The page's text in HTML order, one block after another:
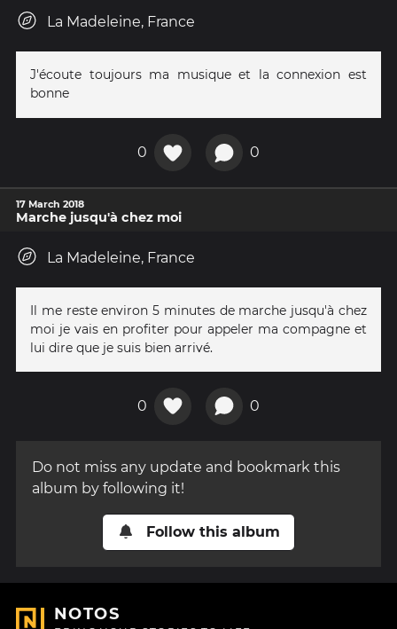
La Madeleine, France
J'écoute toujours ma musique et la connexion est
bonne
0 0
17 March 2018
Marche jusqu'à chez moi
La Madeleine, France
Il me reste environ 5 minutes de marche jusqu'à chez
moi je vais en profiter pour appeler ma compagne et
lui dire que je suis bien arrivé.
0 0
Do not miss any update and bookmark this
album by following it!
Follow this album
NOTOS